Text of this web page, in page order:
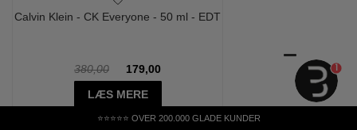
⭐⭐⭐⭐⭐ OVER 200.000 GLADE KUNDER
Calvin Klein - CK Everyone - 50 ml - EDT
380,00
179,00
LÆS MERE
1